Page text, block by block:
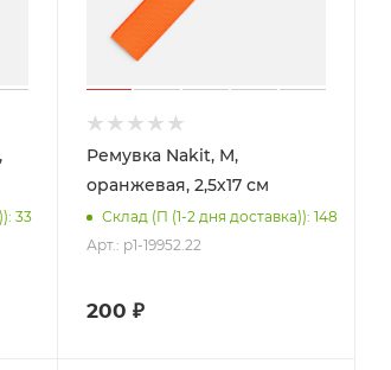
33
Ремувка Nakit, M,
оранжевая, 2,5х17 см
Склад (П (1-2 дня доставка)): 148
Арт.: p1-19952.22
200 ₽